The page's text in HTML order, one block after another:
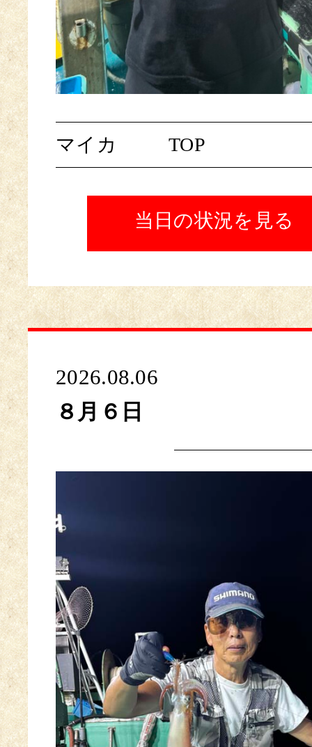
マイカ TOP
当日の状況を見る
2026.08.06
８月６日